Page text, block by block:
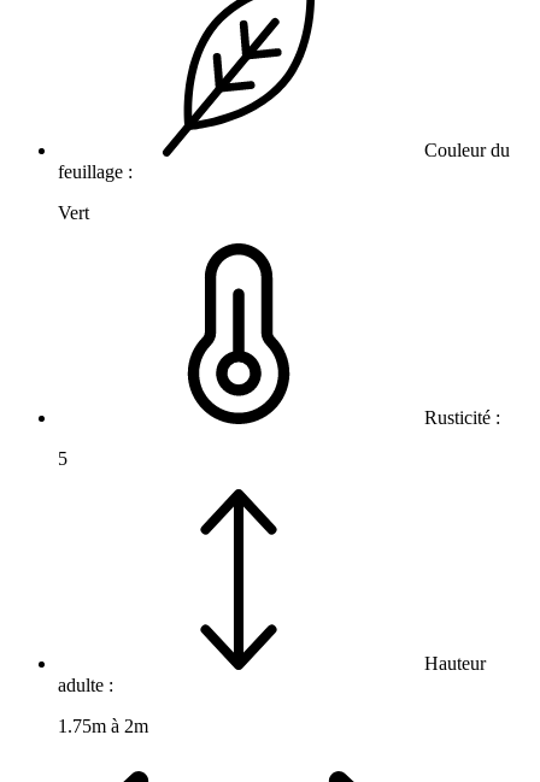
Couleur du
feuillage :
Vert
Rusticité :
5
Hauteur
adulte :
1.75m à 2m